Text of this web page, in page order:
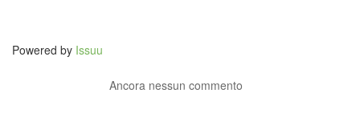
Powered by Issuu
Ancora nessun commento